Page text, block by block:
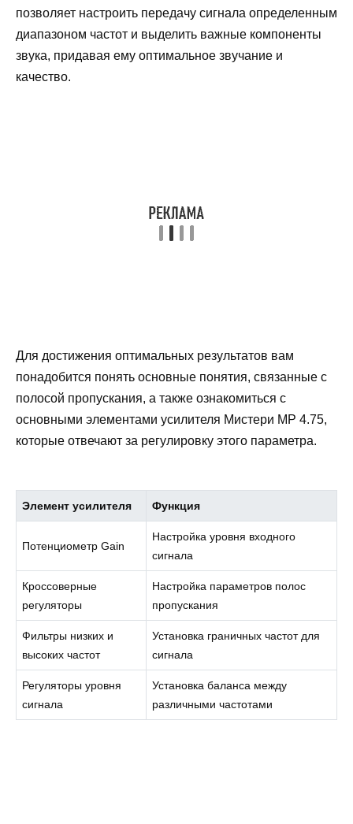
позволяет настроить передачу сигнала определенным
диапазоном частот и выделить важные компоненты
звука, придавая ему оптимальное звучание и
качество.
Для достижения оптимальных результатов вам
понадобится понять основные понятия, связанные с
полосой пропускания, а также ознакомиться с
основными элементами усилителя Мистери МР 4.75,
которые отвечают за регулировку этого параметра.
Элемент усилителя Функция
Потенциометр Gain
Настройка уровня входного
сигнала
Кроссоверные
регуляторы
Настройка параметров полос
пропускания
Фильтры низких и
высоких частот
Установка граничных частот для
сигнала
Регуляторы уровня
сигнала
Установка баланса между
различными частотами